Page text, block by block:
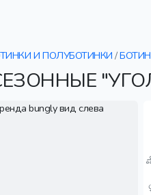
И ПОЛУБОТИНКИ /